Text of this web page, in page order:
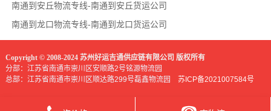
南通到安丘物流专线-南通到安丘货运公司
南通到龙口物流专线-南通到龙口货运公司
Copyright © 2008-2024 苏州好运吉通供应链有限公司 版权所有
分部：江苏省南通市崇川区安顺路2号铭源物流园
总部：江苏省南通市崇川区顺达路299号磊鑫物流园 苏ICP备2021007584号